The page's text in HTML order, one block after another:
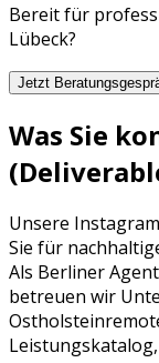
Bereit für
Lübeck?
Jetzt
Was Sie
Unsere
Sie für
Als Berliner
betreuen wir
Ostholstein